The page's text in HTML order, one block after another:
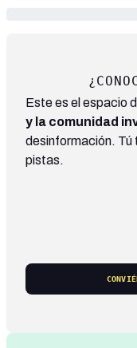
Este es el espacio
y la comunidad
desinformación. Tú
pistas.